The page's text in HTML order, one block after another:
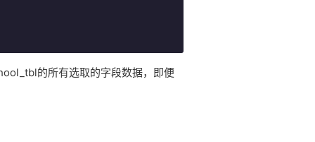
的所有选取的字段数据，即便